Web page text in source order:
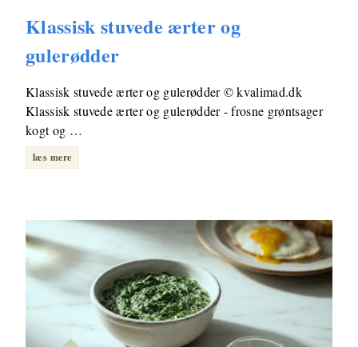
Klassisk stuvede ærter og
gulerødder
Klassisk stuvede ærter og gulerødder © kvalimad.dk
Klassisk stuvede ærter og gulerødder - frosne grøntsager
kogt og …
læs mere